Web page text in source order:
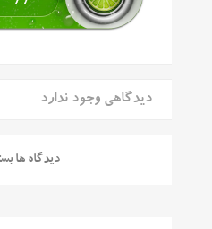
دیدگاهی وجود ندارد
دیدگاه ها